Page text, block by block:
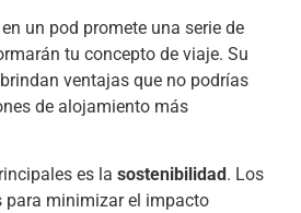
un pod promete una serie de
tu concepto de viaje. Su
ventajas que no podrías
de alojamiento más
es la sostenibilidad . Los
para minimizar el impacto